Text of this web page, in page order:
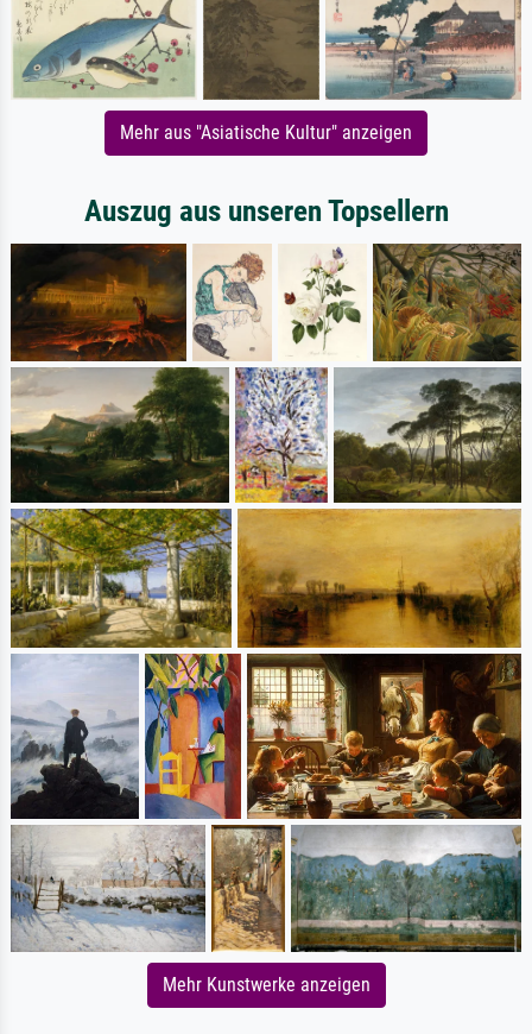
Mehr aus "Asiatische Kultur" anzeigen
Auszug aus unseren Topsellern
Mehr Kunstwerke anzeigen